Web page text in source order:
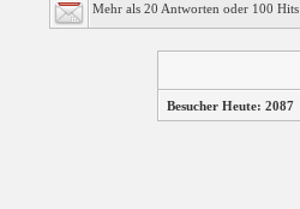
Mehr als 20 Antworten oder 100 Hits
Besucher Heute: 2087